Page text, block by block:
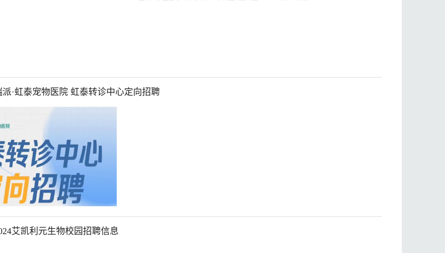
派·虹泰宠物医院 虹泰转诊中心定向招聘
艾凯利元生物校园招聘信息